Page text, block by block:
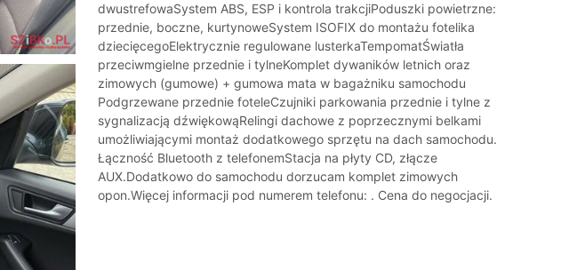
dwustrefowaSystem ABS, ESP i kontrola trakcjiPoduszki powietrzne:
przednie, boczne, kurtynoweSystem ISOFIX do montażu fotelika
dziecięcegoElektrycznie regulowane lusterkaTempomatŚwiatła
przeciwmgielne przednie i tylneKomplet dywaników letnich oraz
zimowych (gumowe) + gumowa mata w bagażniku samochodu
Podgrzewane przednie foteleCzujniki parkowania przednie i tylne z
sygnalizacją dźwiękowąRelingi dachowe z poprzecznymi belkami
umożliwiającymi montaż dodatkowego sprzętu na dach samochodu.
Łączność Bluetooth z telefonemStacja na płyty CD, złącze
AUX.Dodatkowo do samochodu dorzucam komplet zimowych
opon.Więcej informacji pod numerem telefonu: . Cena do negocjacji.